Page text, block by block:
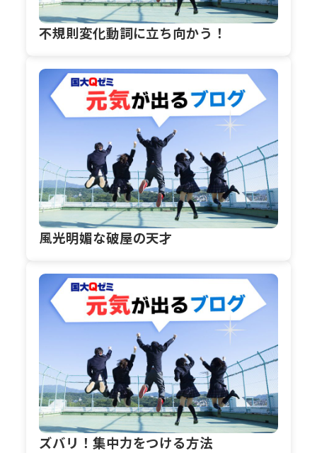
不規則変化動詞に立ち向かう！
風光明媚な破屋の天才
ズバリ！集中力をつける方法